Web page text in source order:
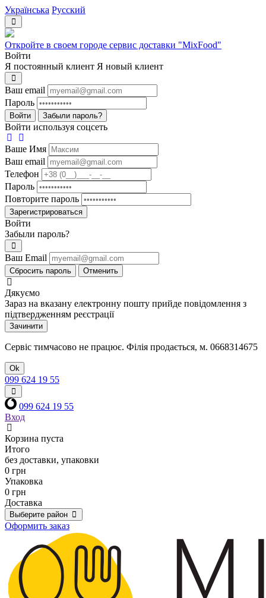
Українська Русский
Откройте в своем городе сервис доставки "MixFood"
Войти
Я постоянный клиент Я новый клиент
Ваш email
Пароль
Войти Забыли пароль?
Войти используя соцсеть
Ваше Имя
Ваш email
Телефон
Пароль
Повторите пароль
Зарегистрироваться
Войти
Забыли пароль?
Ваш Email
Сбросить пароль Отменить
Дякуємо
Зараз на вказану електронну пошту прийде повідомлення з
підтвердженням реєстрації
Зачинити
Сервіс тимчасово не працює. Філія продається, м. 0668314675
Ok
099 624 19 55
099 624 19 55
Вход
Корзина пуста
Итого
без доставки, упаковки
0 грн
Упаковка
0 грн
Доставка
Выберите район
Оформить заказ